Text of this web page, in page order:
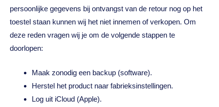
persoonlijke gegevens bij ontvangst van de retour nog op het
toestel staan kunnen wij het niet innemen of verkopen. Om
deze reden vragen wij je om de volgende stappen te
doorlopen:
Maak zonodig een backup (software).
Herstel het product naar fabrieksinstellingen.
Log uit iCloud (Apple).